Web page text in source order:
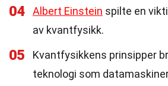
04 Albert Einstein spilte en
av kvantfysikk.
05
Kvantfysikkens prinsipper
teknologi som